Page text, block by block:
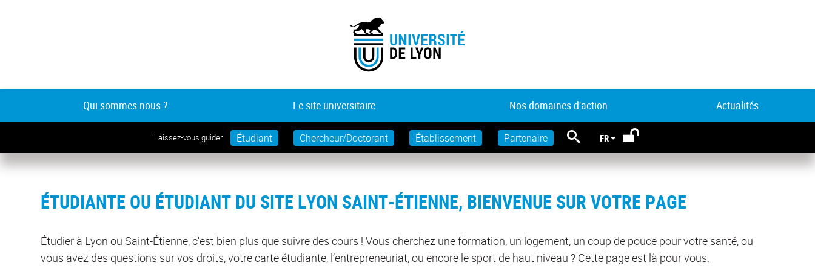
Qui sommes-nous ? Le site universitaire Nos domaines d'action Actualités
Laissez-vous guider Étudiant Chercheur/Doctorant Établissement Partenaire RECHERCHE
FR
ÉTUDIANTE OU ÉTUDIANT DU SITE LYON SAINT-ÉTIENNE, BIENVENUE SUR VOTRE PAGE
Étudier à Lyon ou Saint-Étienne, c'est bien plus que suivre des cours ! Vous cherchez une formation, un logement, un coup de pouce pour votre santé, ou
vous avez des questions sur vos droits, votre carte étudiante, l’entrepreneuriat, ou encore le sport de haut niveau ? Cette page est là pour vous.
Licence, Master...
Découvrez l’ensemble
des formations par
grands domaines
Découvrez les
spécificités des 34
établissements
Deux dispositifs dédiés
et à la vie quotidienne
La carte européenne
multiservices vous
simplifie l’accès aux
Découvrez Mes aides,
dispositifs d’aide pour